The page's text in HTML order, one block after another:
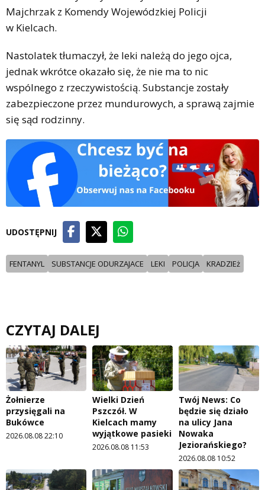
Majchrzak z Komendy Wojewódzkiej Policji
w Kielcach.
Nastolatek tłumaczył, że leki należą do jego ojca,
jednak wkrótce okazało się, że nie ma to nic
wspólnego z rzeczywistością. Substancje zostały
zabezpieczone przez mundurowych, a sprawą zajmie
się sąd rodzinny.
UDOSTĘPNIJ
FENTANYL SUBSTANCJE ODURZAJACE LEKI POLICJA KRADZIEż
CZYTAJ DALEJ
Żołnierze
przysięgali na
Bukówce
2026.08.08 22:10
Wielki Dzień
Pszczół. W
Kielcach mamy
wyjątkowe pasieki
2026.08.08 11:53
Twój News: Co
będzie się działo
na ulicy Jana
Nowaka
Jeziorańskiego?
2026.08.08 10:52